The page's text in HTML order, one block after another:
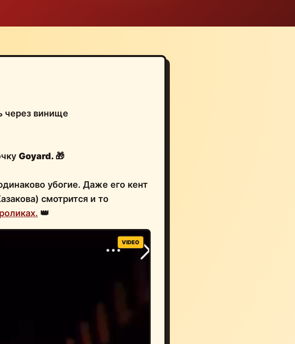
через винище
Goyard. 🎁
убогие. Даже его кент
смотрится и то
👑